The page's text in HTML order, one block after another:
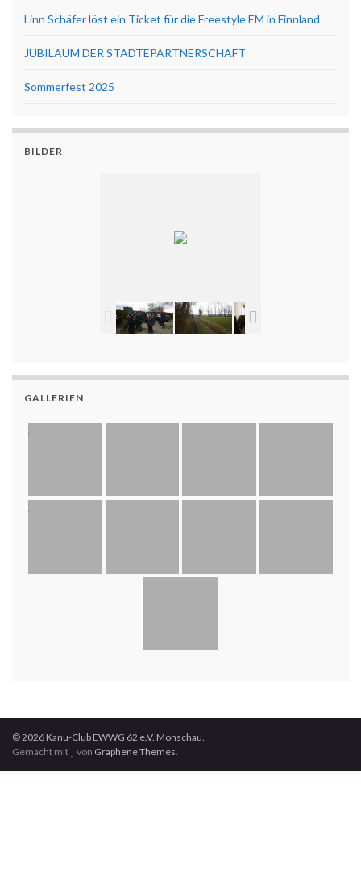
Linn Schäfer löst ein Ticket für die Freestyle EM in Finnland
JUBILÄUM DER STÄDTEPARTNERSCHAFT
Sommerfest 2025
BILDER
GALLERIEN
© 2026 Kanu-Club EWWG 62 e.V. Monschau.
Gemacht mit
von Graphene Themes.